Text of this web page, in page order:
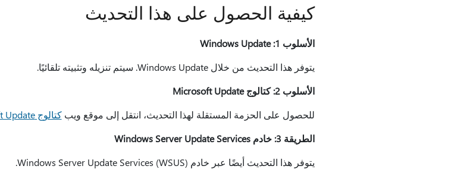
كيفية الحصول على هذا التحديث
الأسلوب 1: Windows Update
يتوفر هذا التحديث من خلال Windows Update. سيتم تنزيله وتثبيته تلقائيًا.
الأسلوب 2: كتالوج Microsoft Update
للحصول على الحزمة المستقلة لهذا التحديث، انتقل إلى موقع ويبكتالوج Microsoft Update
الطريقة 3: خادم Windows Server Update Services
يتوفر هذا التحديث أيضًا عبر خادم Windows Server Update Services (WSUS).